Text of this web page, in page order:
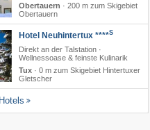
Obertauern · 200 m zum Skigebiet
Obertauern
Hotel Neuhintertux ****S
Direkt an der Talstation ·
Wellnessoase & feinste Kulinarik
Tux· 0 m zum Skigebiet Hintertuxer
Gletscher